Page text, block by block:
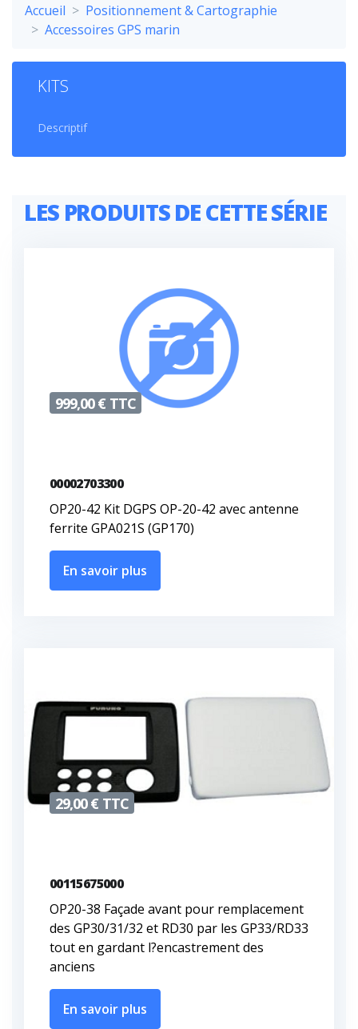
Accueil
Positionnement & Cartographie
Accessoires GPS marin
KITS
Descriptif
LES PRODUITS DE CETTE SÉRIE
999,00 € TTC
00002703300
OP20-42 Kit DGPS OP-20-42 avec antenne
ferrite GPA021S (GP170)
En savoir plus
29,00 € TTC
00115675000
OP20-38 Façade avant pour remplacement
des GP30/31/32 et RD30 par les GP33/RD33
tout en gardant l?encastrement des
anciens
En savoir plus